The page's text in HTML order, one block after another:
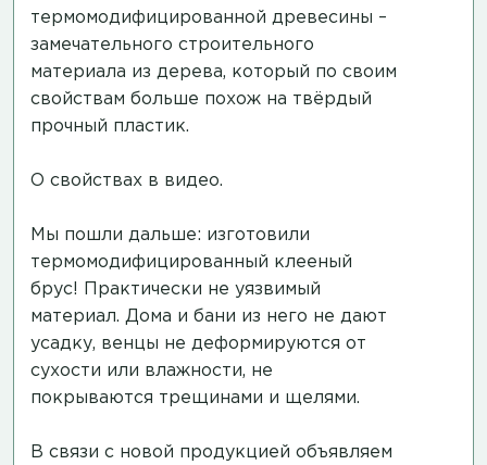
термомодифицированной древесины –
замечательного строительного
материала из дерева, который по своим
свойствам больше похож на твёрдый
прочный пластик.
О свойствах в видео.
Мы пошли дальше: изготовили
термомодифицированный клееный
брус! Практически не уязвимый
материал. Дома и бани из него не дают
усадку, венцы не деформируются от
сухости или влажности, не
покрываются трещинами и щелями.
В связи с новой продукцией объявляем